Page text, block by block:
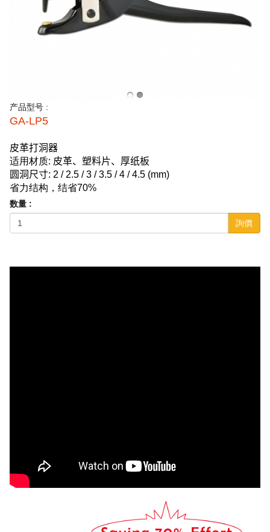
产品型号 :
GA-LP5
皮革打洞器
适用材质: 皮革、塑料片、厚纸板
圆洞尺寸: 2 / 2.5 / 3 / 3.5 / 4 / 4.5 (mm)
省力结构，结省70%
数量 :
詢價